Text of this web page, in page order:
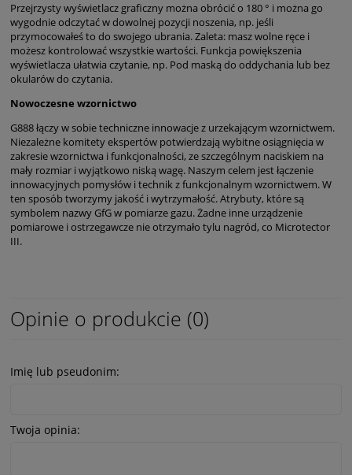
Przejrzysty wyświetlacz graficzny można obrócić o 180 ° i można go
wygodnie odczytać w dowolnej pozycji noszenia, np. jeśli
przymocowałeś to do swojego ubrania. Zaleta: masz wolne ręce i
możesz kontrolować wszystkie wartości. Funkcja powiększenia
wyświetlacza ułatwia czytanie, np. Pod maską do oddychania lub bez
okularów do czytania.
Nowoczesne wzornictwo
G888 łączy w sobie techniczne innowacje z urzekającym wzornictwem.
Niezależne komitety ekspertów potwierdzają wybitne osiągnięcia w
zakresie wzornictwa i funkcjonalności, ze szczególnym naciskiem na
mały rozmiar i wyjątkowo niską wagę. Naszym celem jest łączenie
innowacyjnych pomysłów i technik z funkcjonalnym wzornictwem. W
ten sposób tworzymy jakość i wytrzymałość. Atrybuty, które są
symbolem nazwy GfG w pomiarze gazu. Żadne inne urządzenie
pomiarowe i ostrzegawcze nie otrzymało tylu nagród, co Microtector
III.
Opinie o produkcie (0)
Imię lub pseudonim:
Twoja opinia: